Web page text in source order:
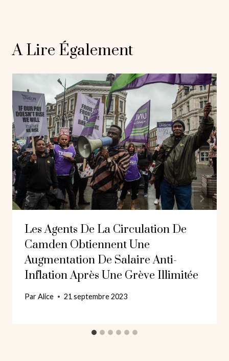
A Lire Également
Les Agents De La Circulation De
Camden Obtiennent Une
Augmentation De Salaire Anti-
Inflation Après Une Grève Illimitée
ParAlice 21 septembre 2023